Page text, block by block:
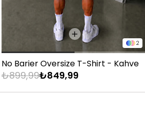
2
No Barier Oversize T-Shirt - Kahve
₺849,99
₺899,99